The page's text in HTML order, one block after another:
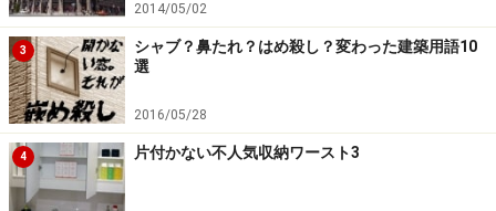
保がなされなければ、ゆったりとくつろぐことはできな
い。また、住まいの裏手側に設けられることが多い浴室
は、防犯への配慮も欠かせないところでもある。浴室に
限ったことではないが、窓のプランは周辺環境を配慮
し、適した設備や建材を用いることが大切だ。
わが家の場合、ウッドデッキに目隠しの板塀を設けるこ
2014/05/02
3
シャブ？鼻たれ？はめ殺し？変わった建築用語10
選
2016/05/28
4 片付かない不人気収納ワースト3